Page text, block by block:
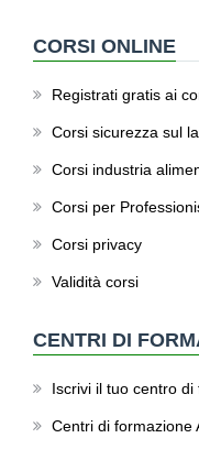
CORSI ONLINE
Registrati gratis ai
Corsi sicurezza sul
Corsi industria
Corsi per
Corsi privacy
Validità corsi
CENTRI DI
Iscrivi il tuo centro di
Centri di formazione